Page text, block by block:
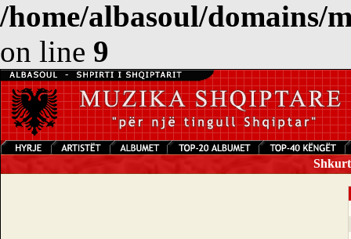
/home/albasoul/domains/
on line 9